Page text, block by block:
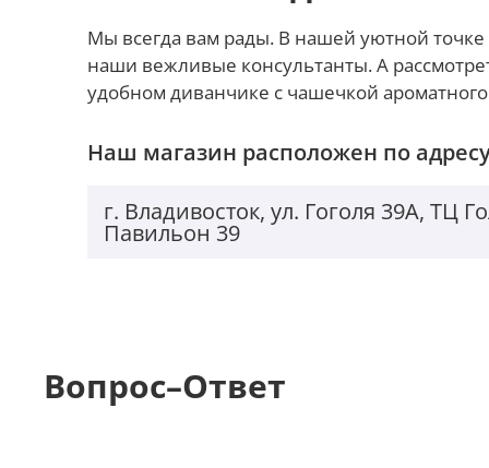
Мы всегда вам рады. В нашей уютной точке
наши вежливые консультанты. А
удобном диванчике с чашечкой
Наш магазин расположен по
г. Владивосток, ул. Гоголя 39А, ТЦ
Павильон 39
Вопрос–Ответ